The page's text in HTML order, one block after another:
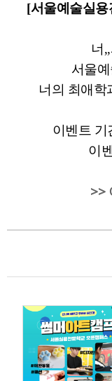
[서울예술실
너
서울
너의 최애학
이벤트 기
이
>>